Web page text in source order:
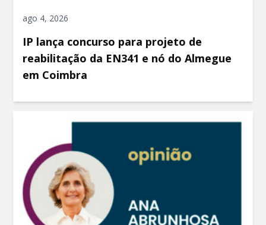
ago 4, 2026
IP lança concurso para projeto de
reabilitação da EN341 e nó do Almegue
em Coimbra